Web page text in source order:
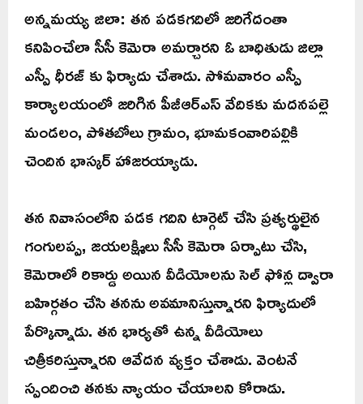
అన్నమయ్య జిలా: తన పడకగదిలో జరిగేదంతా
కనిపించేలా సీసీ కెమెరా అమర్చారని ఓ బాధితుడు జిల్లా
ఎస్పీ ధీరజ్ కు ఫిర్యాదు చేశాడు. సోమవారం ఎస్పీ
కార్యాలయంలో జరిగిన పీజీఆర్ఎస్ వేదికకు మదనపల్లె
మండలం, పోతబోలు గ్రామం, భూమకంవారిపల్లికి
చెందిన భాస్కర్ హాజరయ్యాడు.
తన నివాసంలోని పడక గదిని టార్గెట్ చేసి ప్రత్యర్థులైన
గంగులప్ప, జయలక్ష్మిలు సీసీ కెమెరా ఏర్పాటు చేసి,
కెమెరాలో రికార్డు అయిన వీడియోలను సెల్ ఫోన్ల ద్వారా
బహిర్గతం చేసి తనను అవమానిస్తున్నారని ఫిర్యాదులో
పేర్కొన్నాడు. తన భార్యతో ఉన్న వీడియోలు
చిత్రీకరిస్తున్నారని ఆవేదన వ్యక్తం చేశాడు. వెంటనే
స్పందించి తనకు న్యాయం చేయాలని కోరాడు.